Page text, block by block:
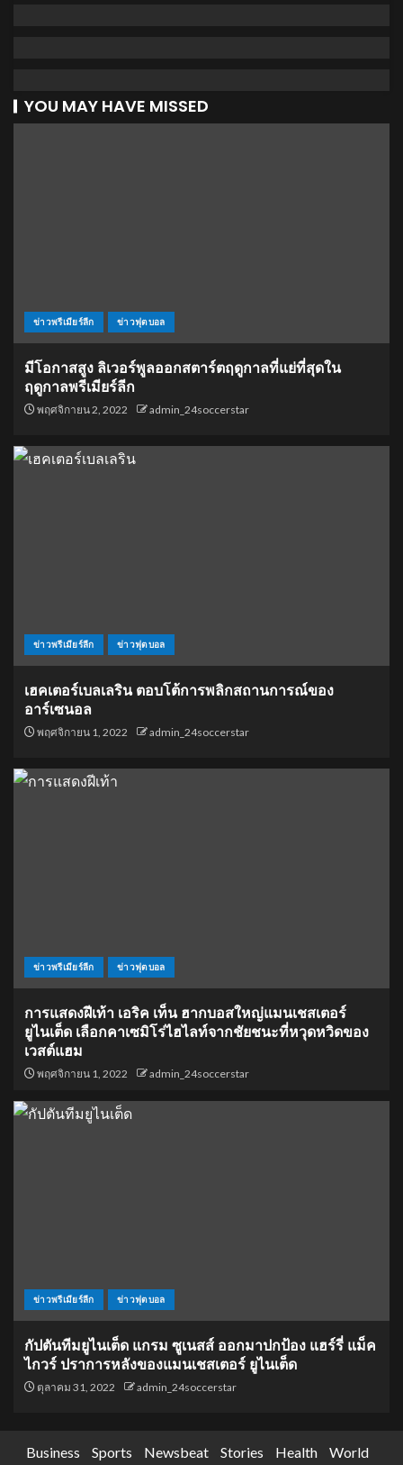
YOU MAY HAVE MISSED
ข่าวพรีเมียร์ลีก ข่าวฟุตบอล
มีโอกาสสูง ลิเวอร์พูลออกสตาร์ตฤดูกาลที่แย่ที่สุดใน
ฤดูกาลพรีเมียร์ลีก
พฤศจิกายน 2, 2022 admin_24soccerstar
ข่าวพรีเมียร์ลีก ข่าวฟุตบอล
เฮคเตอร์เบลเลริน ตอบโต้การพลิกสถานการณ์ของ
อาร์เซนอล
พฤศจิกายน 1, 2022 admin_24soccerstar
ข่าวพรีเมียร์ลีก ข่าวฟุตบอล
การแสดงฝีเท้า เอริค เท็น ฮากบอสใหญ่แมนเชสเตอร์
ยูไนเต็ด เลือกคาเซมิโร่ไฮไลท์จากชัยชนะที่หวุดหวิดของ
เวสต์แฮม
พฤศจิกายน 1, 2022 admin_24soccerstar
ข่าวพรีเมียร์ลีก ข่าวฟุตบอล
กัปตันทีมยูไนเต็ด แกรม ซูเนสส์ ออกมาปกป้อง แฮร์รี่ แม็ค
ไกวร์ ปราการหลังของแมนเชสเตอร์ ยูไนเต็ด
ตุลาคม 31, 2022 admin_24soccerstar
Business Sports Newsbeat Stories Health World